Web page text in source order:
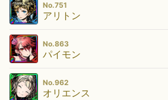
No.751
アリトン
No.863
パイモン
No.962
オリエンス